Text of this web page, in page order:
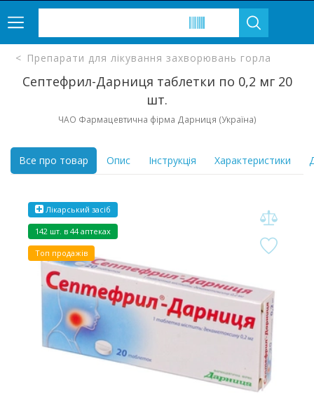
Препарати для лікування захворювань горла
Септефрил-Дарниця таблетки по 0,2 мг 20
шт.
ЧАО Фармацевтична фірма Дарниця (Україна)
Все про товар Опис Інструкція Характеристики
Лікарський засіб
142 шт. в 44 аптеках
Топ продажів